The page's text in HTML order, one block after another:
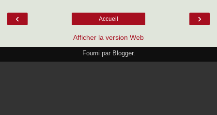
‹ ›
Accueil
Afficher la version Web
Fourni par Blogger.